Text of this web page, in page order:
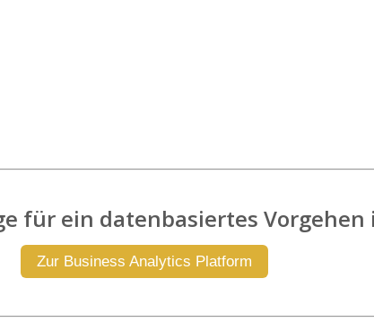
für ein datenbasiertes
Zur Business Analytics Platform